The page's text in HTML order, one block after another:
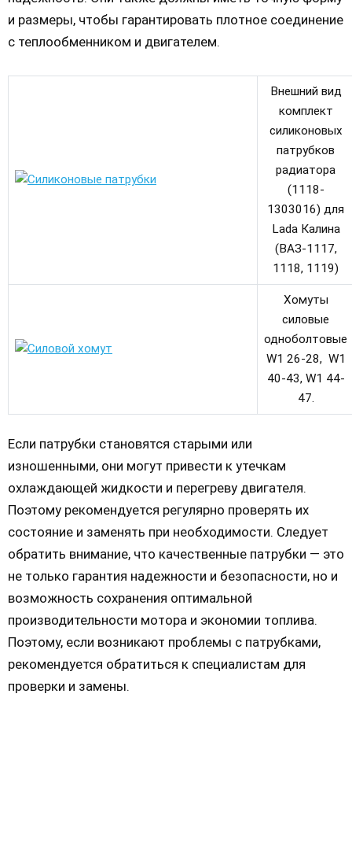
и размеры, чтобы гарантировать плотное соединение
с теплообменником и двигателем.
Внешний вид
комплект
силиконовых
патрубков
радиатора
(1118-
1303016) для
Lada Калина
(ВАЗ-1117,
1118, 1119)
Хомуты
силовые
одноболтовые
W1 26-28, W1
40-43, W1 44-
47.
Если патрубки становятся старыми или
изношенными, они могут привести к утечкам
охлаждающей жидкости и перегреву двигателя.
Поэтому рекомендуется регулярно проверять их
состояние и заменять при необходимости. Следует
обратить внимание, что качественные патрубки — это
не только гарантия надежности и безопасности, но и
возможность сохранения оптимальной
производительности мотора и экономии топлива.
Поэтому, если возникают проблемы с патрубками,
рекомендуется обратиться к специалистам для
проверки и замены.